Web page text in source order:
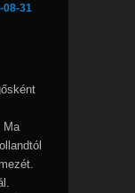
08-31
Ma